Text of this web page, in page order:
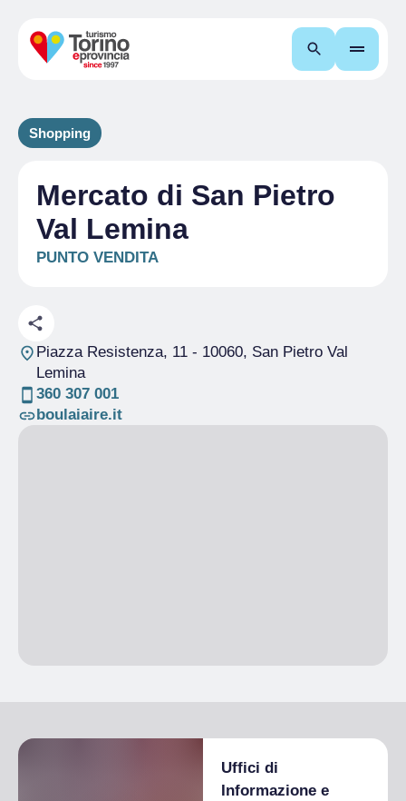
Cerca
Shopping
Mercato di San Pietro
Val Lemina
PUNTO VENDITA
Piazza Resistenza, 11- 10060, San Pietro Val
Lemina
360 307 001
boulaiaire.it
Uffici di
Informazione e